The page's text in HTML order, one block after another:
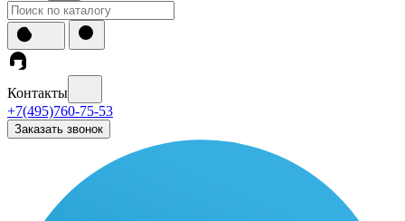
Контакты
+7(495)760-75-53
Заказать звонок